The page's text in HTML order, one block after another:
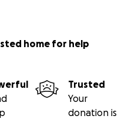
home for help
Trusted
Your
donation is